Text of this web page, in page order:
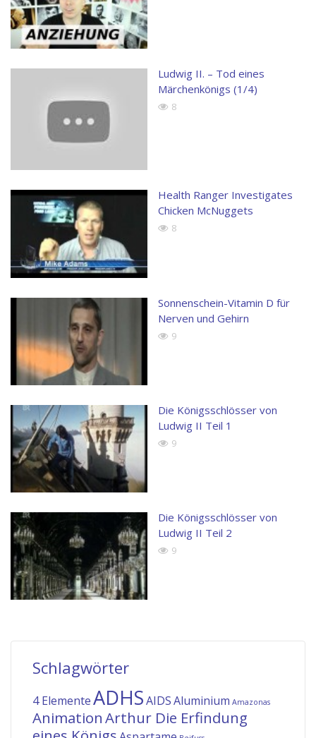
Ludwig II. – Tod eines
Märchenkönigs (1/4)
8
Health Ranger Investigates
Chicken McNuggets
8
Sonnenschein-Vitamin D für
Nerven und Gehirn
9
Die Königsschlösser von
Ludwig II Teil 1
9
Die Königsschlösser von
Ludwig II Teil 2
9
Schlagwörter
4 ElementeADHSAIDSAluminium Amazonas
AnimationArthur Die Erfindung